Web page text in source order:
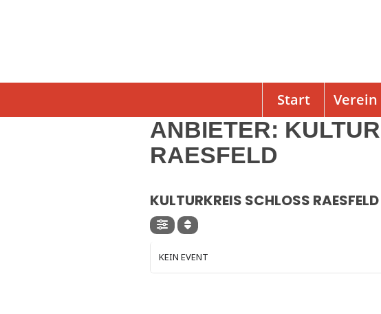
Start Verein
ANBIETER:
RAESFELD
KULTURKREIS SCHLOSS RAESFELD
KEIN EVENT